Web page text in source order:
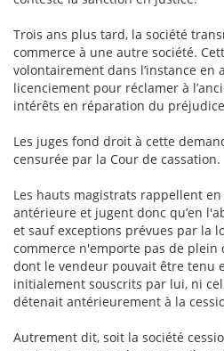
Trois ans plus tard, la société
commerce à une autre société.
volontairement dans l’instance en
licenciement pour réclamer à
intérêts en réparation du préjudice
Les juges fond droit à cette
censurée par la Cour de cassation.
Les hauts magistrats rappellent
antérieure et jugent donc qu’en
et sauf exceptions prévues par la
commerce n'emporte pas de
dont le vendeur pouvait être tenu
initialement souscrits par lui, ni
détenait antérieurement à la
Autrement dit, soit la société